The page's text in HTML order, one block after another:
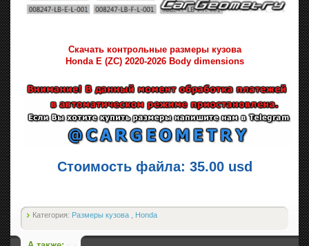
Скачать контрольные размеры кузова
Honda E (ZC) 2020-2026 Body dimensions
Стоимость файла: 35.00 usd
Категория: Размеры кузова Honda